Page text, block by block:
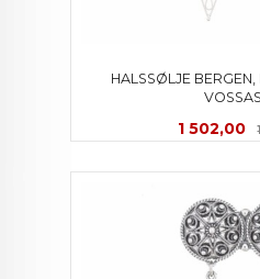
HALSSØLJE
Tilbud
1 502,00